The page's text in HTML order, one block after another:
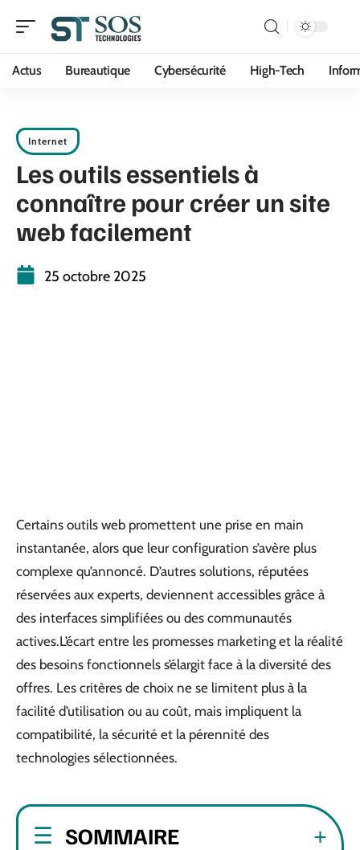
Actus Bureautique Cybersécurité High-Tech
Internet
Les outils essentiels à
connaître pour créer un site
web facilement
25 octobre 2025
Certains outils web promettent une prise en main
instantanée, alors que leur configuration s’avère plus
complexe qu’annoncé. D’autres solutions, réputées
réservées aux experts, deviennent accessibles grâce à
des interfaces simplifiées ou des communautés
actives.L’écart entre les promesses marketing et la réalité
des besoins fonctionnels s’élargit face à la diversité des
offres. Les critères de choix ne se limitent plus à la
facilité d’utilisation ou au coût, mais impliquent la
compatibilité, la sécurité et la pérennité des
technologies sélectionnées.
SOMMAIRE